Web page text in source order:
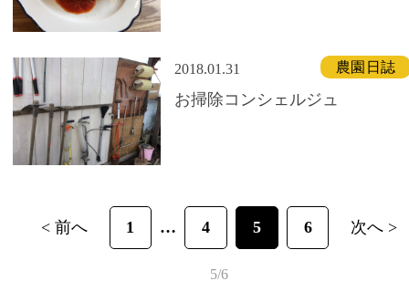
2018.01.31 農園日誌
お掃除コンシェルジュ
< 前へ 1 4 5 6 次へ >
5/6